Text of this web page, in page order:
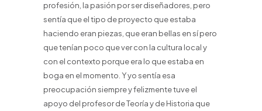
profesión, la pasión por ser diseñadores, pero
sentía que el tipo de proyecto que estaba
haciendo eran piezas, que eran bellas en sí pero
que tenían poco que ver con la cultura local y
con el contexto porque era lo que estaba en
boga en el momento. Y yo sentía esa
preocupación siempre y felizmente tuve el
apoyo del profesor de Teoría y de Historia que